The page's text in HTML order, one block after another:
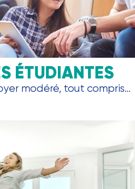
ÉTUDIANTES
modéré, tout compris...